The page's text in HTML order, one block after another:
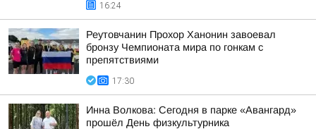
16:24
Реутовчанин Прохор Ханонин завоевал
бронзу Чемпионата мира по гонкам с
препятствиями
17:30
Инна Волкова: Сегодня в парке «Авангард»
прошёл День физкультурника